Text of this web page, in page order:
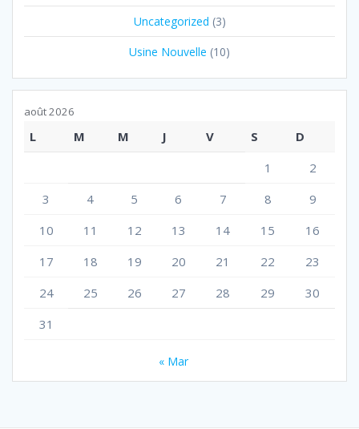
Uncategorized (3)
Usine Nouvelle (10)
août 2026
L M M J V S
D
1
2
3
4 5 6 7 8
9
10
11 12 13 14 15
16
17
18 19 20 21 22
23
24
25 26 27 28 29
30
31
« Mar